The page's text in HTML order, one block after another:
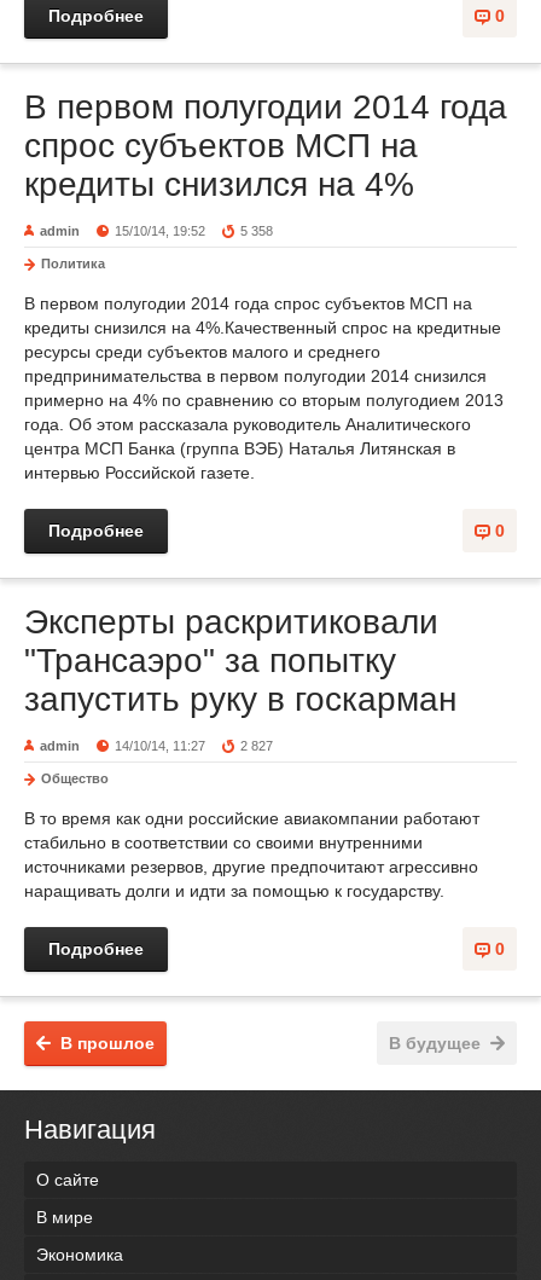
0
Подробнее
В первом полугодии 2014 года
спрос субъектов МСП на
кредиты снизился на 4%
admin 15/10/14, 19:52 5 358
Политика
В первом полугодии 2014 года спрос субъектов МСП на
кредиты снизился на 4%.Качественный спрос на кредитные
ресурсы среди субъектов малого и среднего
предпринимательства в первом полугодии 2014 снизился
примерно на 4% по сравнению со вторым полугодием 2013
года. Об этом рассказала руководитель Аналитического
центра МСП Банка (группа ВЭБ) Наталья Литянская в
интервью Российской газете.
0
Подробнее
Эксперты раскритиковали
"Трансаэро" за попытку
запустить руку в госкарман
admin 14/10/14, 11:27 2 827
Общество
В то время как одни российские авиакомпании работают
стабильно в соответствии со своими внутренними
источниками резервов, другие предпочитают агрессивно
наращивать долги и идти за помощью к государству.
0
Подробнее
В будущее
В прошлое
Навигация
О сайте
В мире
Экономика